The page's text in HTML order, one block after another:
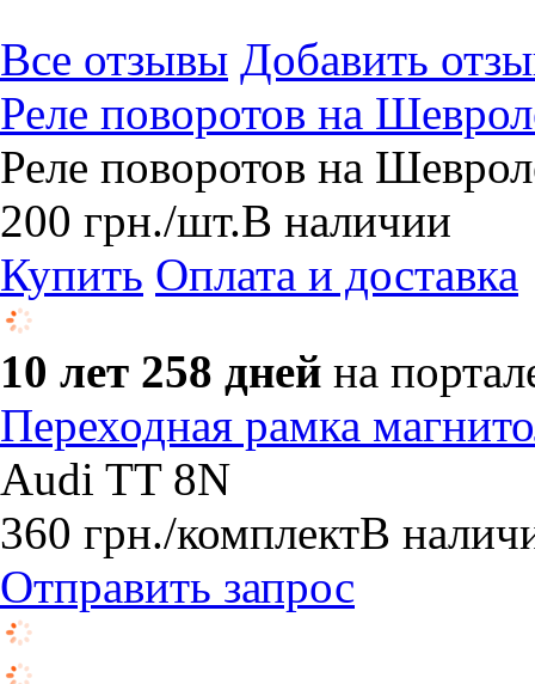
Все отзывы Добавить
Реле поворотов на
Реле поворотов на
200 грн./шт.В наличии
Купить Оплата и доставка
10 лет 258 дней на
Переходная рамка
Audi TT 8N
360 грн./комплектВ
Отправить запрос